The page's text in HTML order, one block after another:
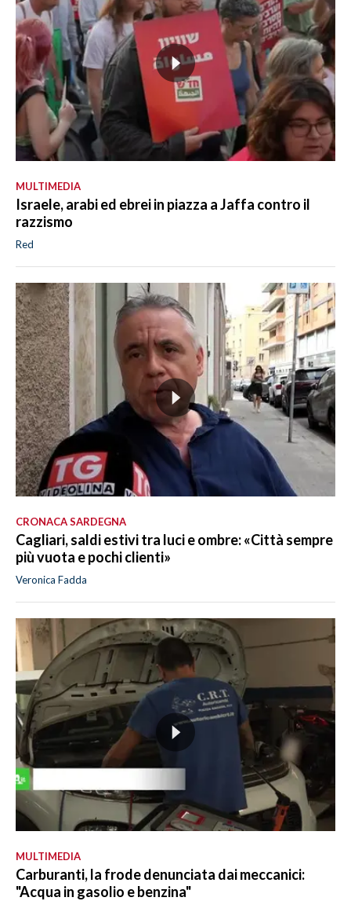
MULTIMEDIA
Israele, arabi ed ebrei in piazza a Jaffa contro il
razzismo
Red
CRONACA SARDEGNA
Cagliari, saldi estivi tra luci e ombre: «Città sempre
più vuota e pochi clienti»
Veronica Fadda
MULTIMEDIA
Carburanti, la frode denunciata dai meccanici:
"Acqua in gasolio e benzina"